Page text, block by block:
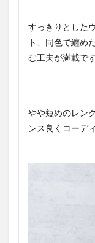
すっきりとした
ト、同色で纏め
む工夫が満載です
やや短めのレン
ンス良くコーデ